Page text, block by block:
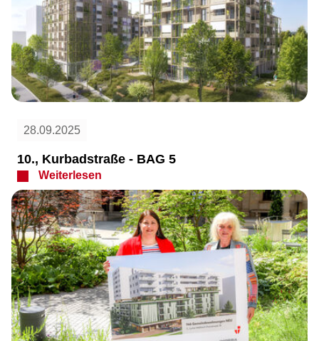
28.09.2025
10., Kurbadstraße - BAG 5
Weiterlesen